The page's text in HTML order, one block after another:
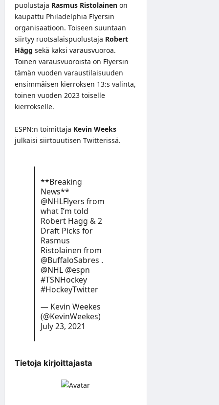
puolustaja Rasmus Ristolainen on
kaupattu Philadelphia Flyersin
organisaatioon. Toiseen suuntaan
siirtyy ruotsalaispuolustaja Robert
Hägg sekä kaksi varausvuoroa.
Toinen varausvuoroista on Flyersin
tämän vuoden varaustilaisuuden
ensimmäisen kierroksen 13:s valinta,
toinen vuoden 2023 toiselle
kierrokselle.
ESPN:n toimittaja Kevin Weeks
julkaisi siirtouutisen Twitterissä.
**Breaking
News**
@NHLFlyers from
what I’m told
Robert Hagg & 2
Draft Picks for
Rasmus
Ristolainen from
@BuffaloSabres .
@NHL @espn
#TSNHockey
#HockeyTwitter
— Kevin Weekes
(@KevinWeekes)
July 23, 2021
Tietoja kirjoittajasta